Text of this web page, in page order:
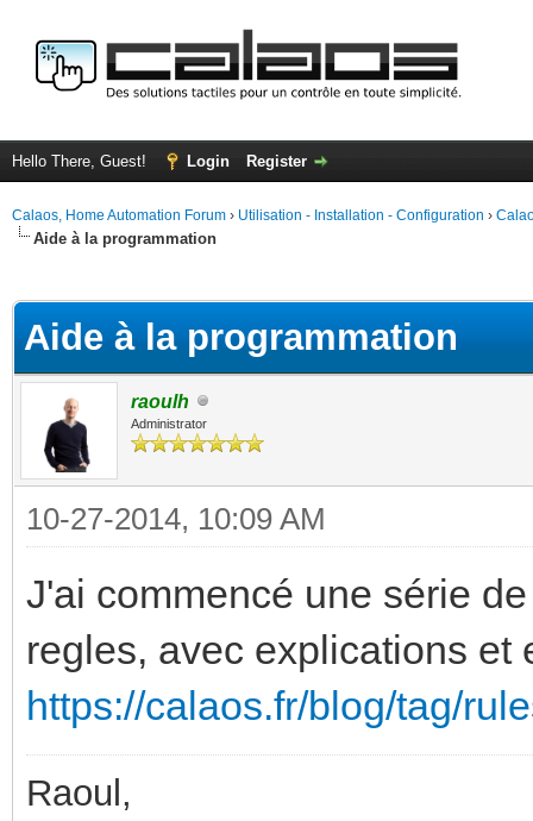
Hello There, Guest! Login Register
Calaos, Home Automation Forum › Utilisation - Installation - Configuration ›
Aide à la programmation
Aide à la programmation
raoulh
Administrator
10-27-2014, 10:09 AM
J'ai commencé une série
regles, avec explications et
https://calaos.fr/blog/tag/
Raoul,